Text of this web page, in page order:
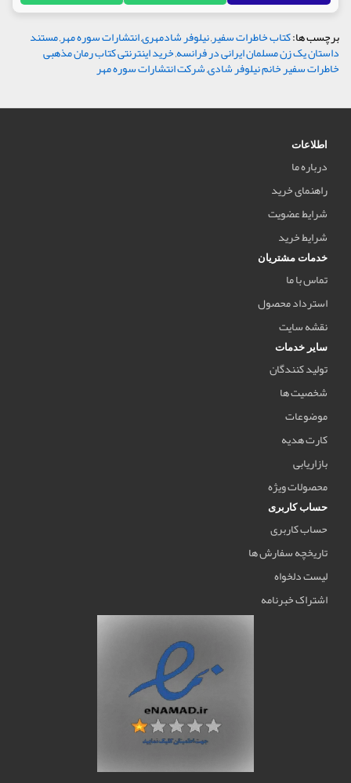
برچسب ها:کتاب خاطرات سفیر,نیلوفر شادمهری,انتشارات سوره مهر,مستند
داستان یک زن مسلمان ایرانی در فرانسه,خرید اینترنتی کتاب رمان مذهبی
خاطرات سفیر خانم نیلوفر شادی,شرکت انتشارات سوره مهر
اطلاعات
درباره ما
راهنمای خرید
شرایط عضویت
شرایط خرید
خدمات مشتریان
تماس با ما
استرداد محصول
نقشه سایت
سایر خدمات
تولید کنندگان
شخصیت ها
موضوعات
کارت هدیه
بازاریابی
محصولات ویژه
حساب کاربری
حساب کاربری
تاریخچه سفارش ها
لیست دلخواه
اشتراک خبرنامه